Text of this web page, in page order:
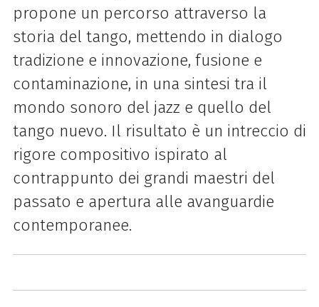
propone un percorso attraverso la
storia del tango, mettendo in dialogo
tradizione e innovazione, fusione e
contaminazione, in una sintesi tra il
mondo sonoro del jazz e quello del
tango nuevo. Il risultato è un intreccio di
rigore compositivo ispirato al
contrappunto dei grandi maestri del
passato e apertura alle avanguardie
contemporanee.